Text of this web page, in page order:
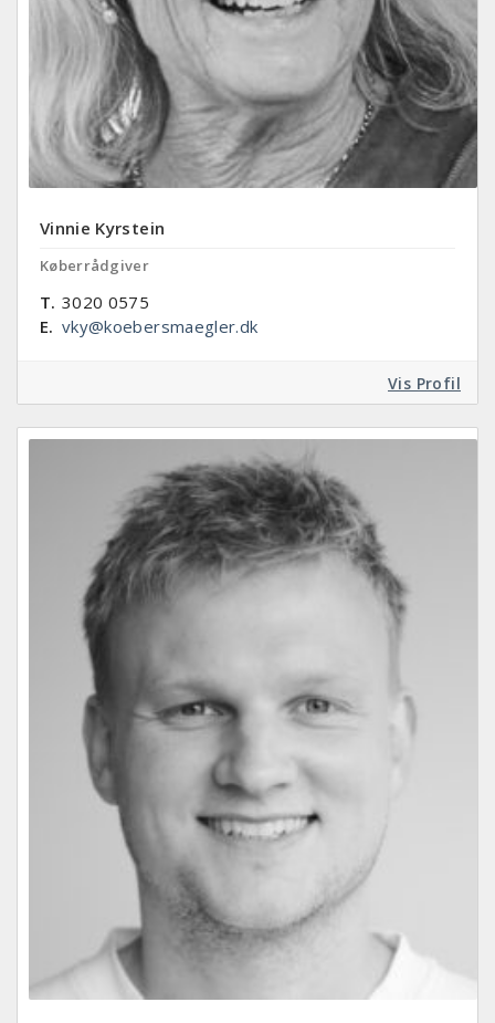
Vinnie Kyrstein
Køberrådgiver
T. 3020 0575
E. vky@koebersmaegler.dk
Vis Profil